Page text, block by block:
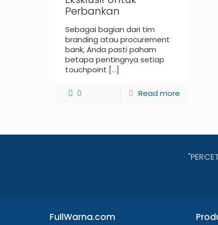
Perbankan
Sebagai bagian dari tim
branding atau procurement
bank, Anda pasti paham
betapa pentingnya setiap
touchpoint […]
0 Read more
FullWarna.com